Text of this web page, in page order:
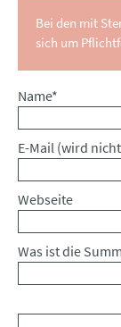
Bei den mit
sich um
Pflichtfeld
Name*
Pflichtfeld
E-Mail (wird
Webseite
Was ist die